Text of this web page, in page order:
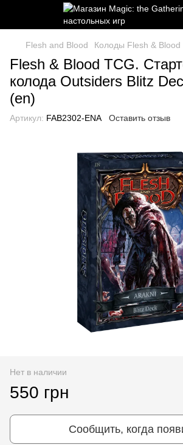
Flesh and Blood Колоды Flesh & Blood
Flesh & Blood TCG.
колода Outsiders Blitz
(en)
Артикул: FAB2302-ENA Оставить отзыв
Нет в наличии
550 грн
Сообщить, когда